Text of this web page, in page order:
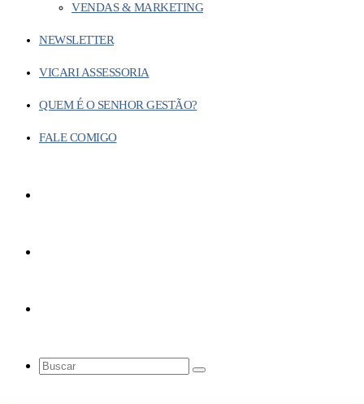
VENDAS & MARKETING
NEWSLETTER
VICARI ASSESSORIA
QUEM É O SENHOR GESTÃO?
FALE COMIGO